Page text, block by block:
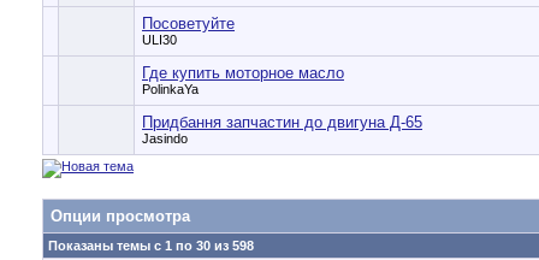
Посоветуйте
ULI30
Где купить моторное масло
PolinkaYa
Придбання запчастин до двигуна Д-65
Jasindo
Опции просмотра
Показаны темы с 1 по 30 из 598